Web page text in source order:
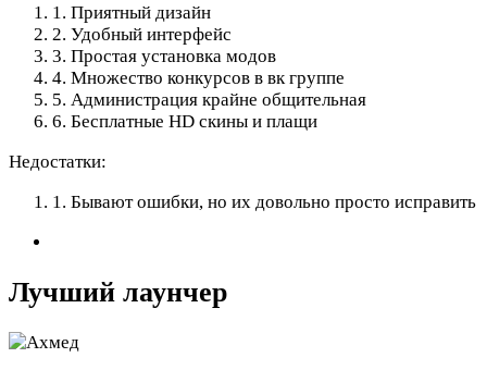
1. Приятный дизайн
2. Удобный интерфейс
3. Простая установка модов
4. Множество конкурсов в вк группе
5. Администрация крайне общительная
6. Бесплатные HD скины и плащи
Недостатки:
1. Бывают ошибки, но их довольно просто исправить
Лучший лаунчер